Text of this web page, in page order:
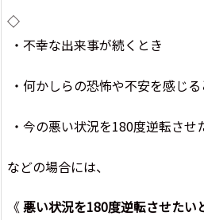
◇
・不幸な出来事が続くとき
・何かしらの恐怖や不安を感じる
・今の悪い状況を180度逆転させ
などの場合には、
《悪い状況を180度逆転させたい